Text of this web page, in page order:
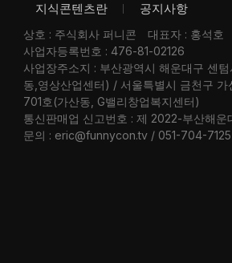
지식콘텐츠란
공지사항
상호 : 주식회사 퍼니콘
대표자 : 홍석호
사업자등록번호 : 476-81-02126
사업장주소지 : 부산광역시 해운대구 센
동,영상산업센터) / 서울특별시 금천구 가
701호(가산동, G밸리창업복지센터)
통신판매업 신고번호 : 제 2022-부산해운
문의 : eric@funnycon.tv / 051-704-